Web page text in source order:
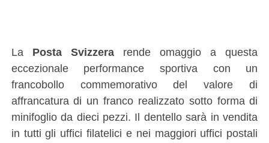
La Posta Svizzerarende omaggio a questa
eccezionale performance sportiva con un
francobollo commemorativo del valore di
affrancatura di un franco realizzato sotto forma di
minifoglio da dieci pezzi. Il dentello sarà in vendita
in tutti gli uffici filatelici e nei maggiori uffici postali